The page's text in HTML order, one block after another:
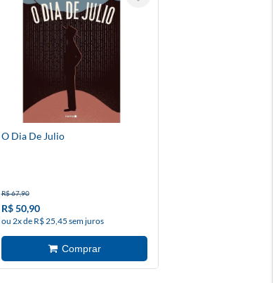
O Dia De Julio
R$ 67,90
R$ 50,90
ou 2x de R$ 25,45 sem juros